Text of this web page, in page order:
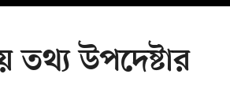
তথ্য উপদেষ্টার